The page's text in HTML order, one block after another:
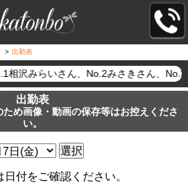
> 出勤表
沢みらいさん、No.2みさきさん、
出勤表
め画像・動画の保存等はお控えくださ
い。
選択
日付をご確認ください。